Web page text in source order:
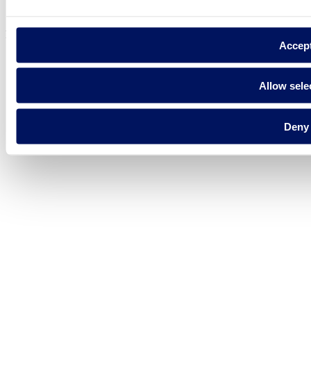
Allow
Deny
Fluidra S.A. 2025